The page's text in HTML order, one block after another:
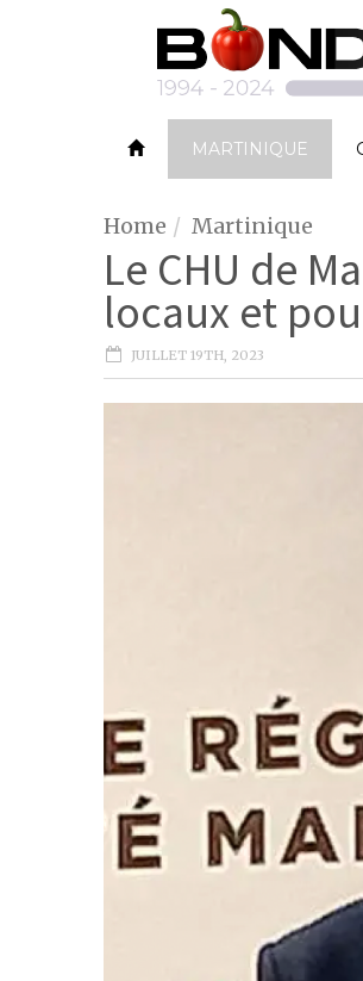
MARTINIQUE
Home Martinique
Le CHU de
locaux et
JUILLET 19TH, 2023